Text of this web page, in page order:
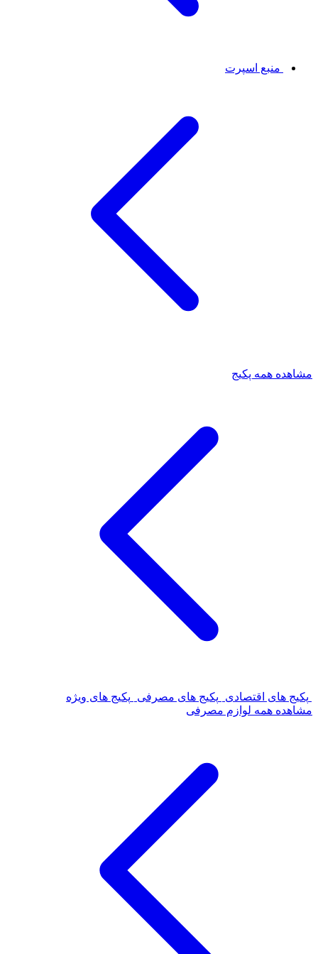
منبع اسپرت
مشاهده همه پکیج
پکیج های اقتصادی پکیج های مصرفی
پکیج های ویژه
مشاهده همه لوازم مصرفی